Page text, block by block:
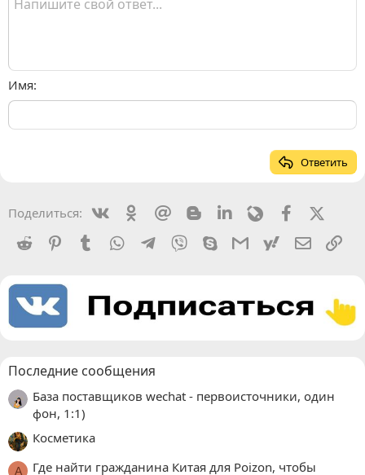
Имя
Ответить
Поделиться: VkontakteOdnoklassniki
Mail.ru BloggerLinkedinLivejournalFacebook
Reddit
PinterestTumblr WhatsAppTelegram
Viber SkypeGmailyahoomail
Последние сообщения
База поставщиков wechat - первоисточники, один
фон, 1:1)
Косметика
A
Где найти гражданина Китая для Poizon, чтобы